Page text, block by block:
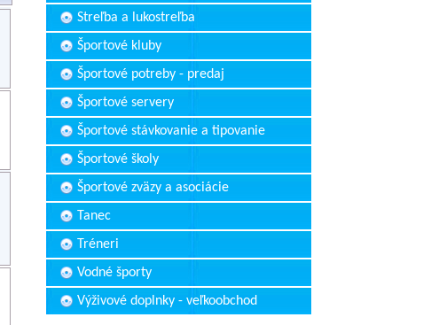
Streľba a lukostreľba
Športové kluby
Športové potreby - predaj
Športové servery
Športové stávkovanie a tipovanie
Športové školy
Športové zväzy a asociácie
Tanec
Tréneri
Vodné športy
Výživové doplnky - veľkoobchod